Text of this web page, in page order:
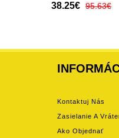
38.25€ 95.63€
Kontaktuj Nás
Zasielanie A
Ako Objednať